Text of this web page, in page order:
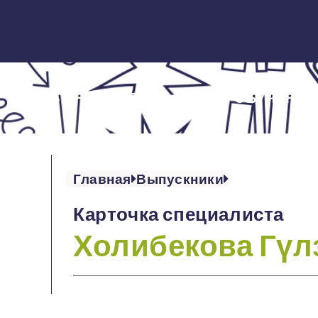
ОБ ИНСТИТУТЕ ОБУЧЕНИЕ
Главная Выпускники
Карточка специалиста
Холибекова